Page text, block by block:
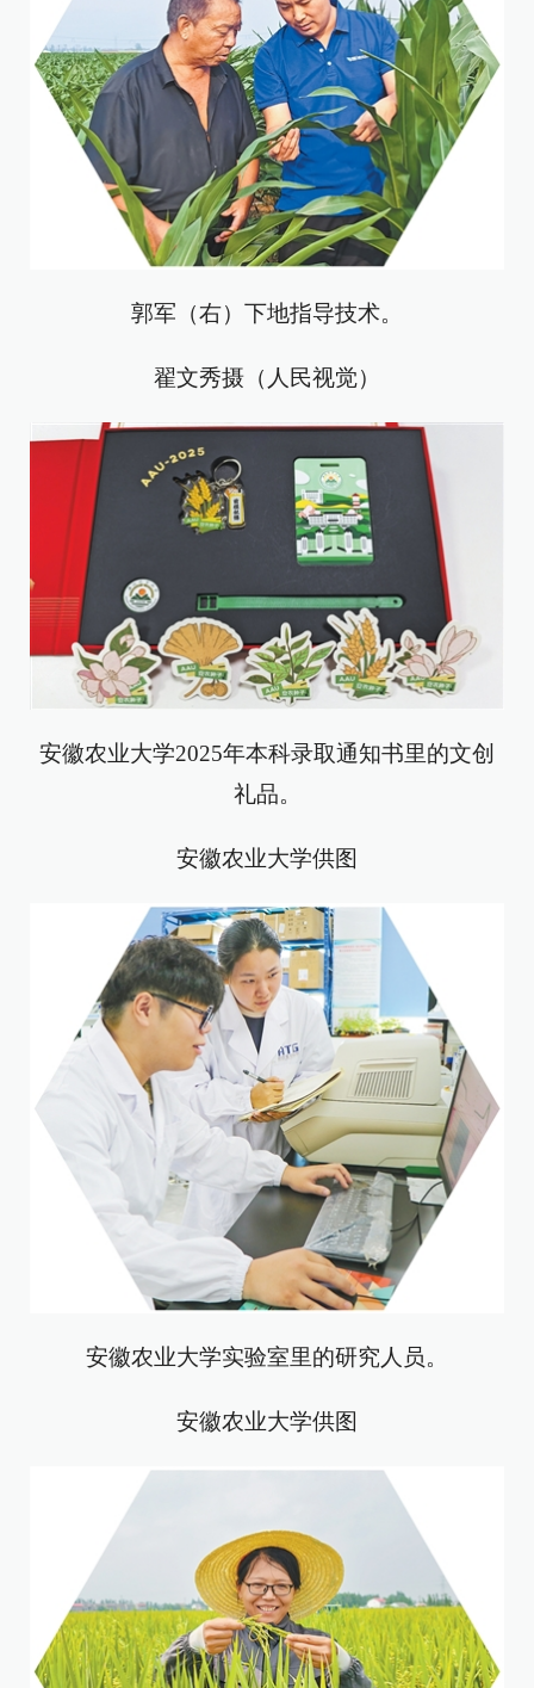
郭军（右）下地指导技术。
翟文秀摄（人民视觉）
安徽农业大学2025年本科录取通知书里的文创
礼品。
安徽农业大学供图
安徽农业大学实验室里的研究人员。
安徽农业大学供图